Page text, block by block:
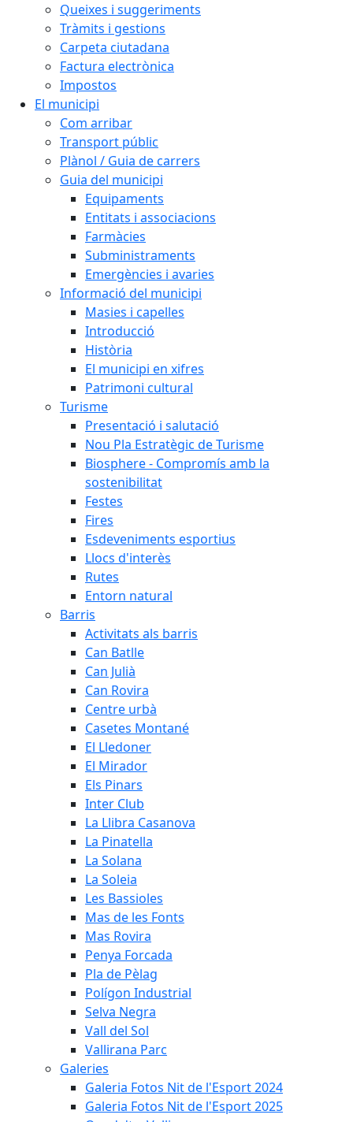
Queixes i suggeriments
Tràmits i gestions
Carpeta ciutadana
Factura electrònica
Impostos
El municipi
Com arribar
Transport públic
Plànol / Guia de carrers
Guia del municipi
Equipaments
Entitats i associacions
Farmàcies
Subministraments
Emergències i avaries
Informació del municipi
Masies i capelles
Introducció
Història
El municipi en xifres
Patrimoni cultural
Turisme
Presentació i salutació
Nou Pla Estratègic de Turisme
Biosphere - Compromís amb la
sostenibilitat
Festes
Fires
Esdeveniments esportius
Llocs d'interès
Rutes
Entorn natural
Barris
Activitats als barris
Can Batlle
Can Julià
Can Rovira
Centre urbà
Casetes Montané
El Lledoner
El Mirador
Els Pinars
Inter Club
La Llibra Casanova
La Pinatella
La Solana
La Soleia
Les Bassioles
Mas de les Fonts
Mas Rovira
Penya Forcada
Pla de Pèlag
Polígon Industrial
Selva Negra
Vall del Sol
Vallirana Parc
Galeries
Galeria Fotos Nit de l'Esport 2024
Galeria Fotos Nit de l'Esport 2025